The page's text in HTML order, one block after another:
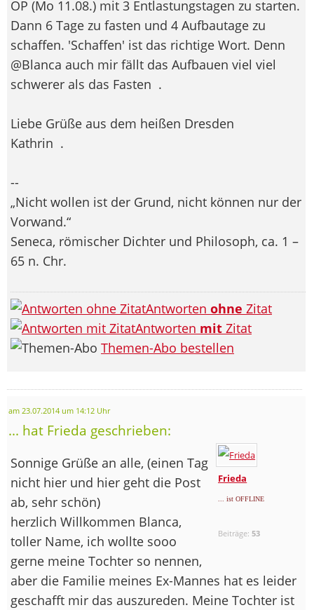
OP (Mo 11.08.) mit 3 Entlastungstagen zu starten.
Dann 6 Tage zu fasten und 4 Aufbautage zu
schaffen. 'Schaffen' ist das richtige Wort. Denn
@Blanca auch mir fällt das Aufbauen viel viel
schwerer als das Fasten .
Liebe Grüße aus dem heißen Dresden
Kathrin .
--
„Nicht wollen ist der Grund, nicht können nur der
Vorwand.“
Seneca, römischer Dichter und Philosoph, ca. 1 –
65 n. Chr.
Antworten ohne Zitat
Antworten mit Zitat
Themen-Abo bestellen
am 23.07.2014 um 14:12 Uhr
... hat Frieda geschrieben:
Frieda
... ist OFFLINE
Beiträge:53
Sonnige Grüße an alle, (einen Tag
nicht hier und hier geht die Post
ab, sehr schön)
herzlich Willkommen Blanca,
toller Name, ich wollte sooo
gerne meine Tochter so nennen,
aber die Familie meines Ex-Mannes hat es leider
geschafft mir das auszureden. Meine Tochter ist